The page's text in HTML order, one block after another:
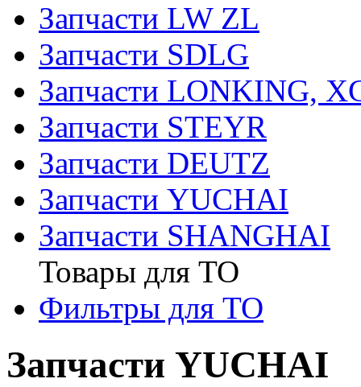
Запчасти LW ZL
Запчасти SDLG
Запчасти LONKING,
Запчасти STEYR
Запчасти DEUTZ
Запчасти YUCHAI
Запчасти SHANGHAI
Товары для ТО
Фильтры для ТО
Запчасти YUCHAI